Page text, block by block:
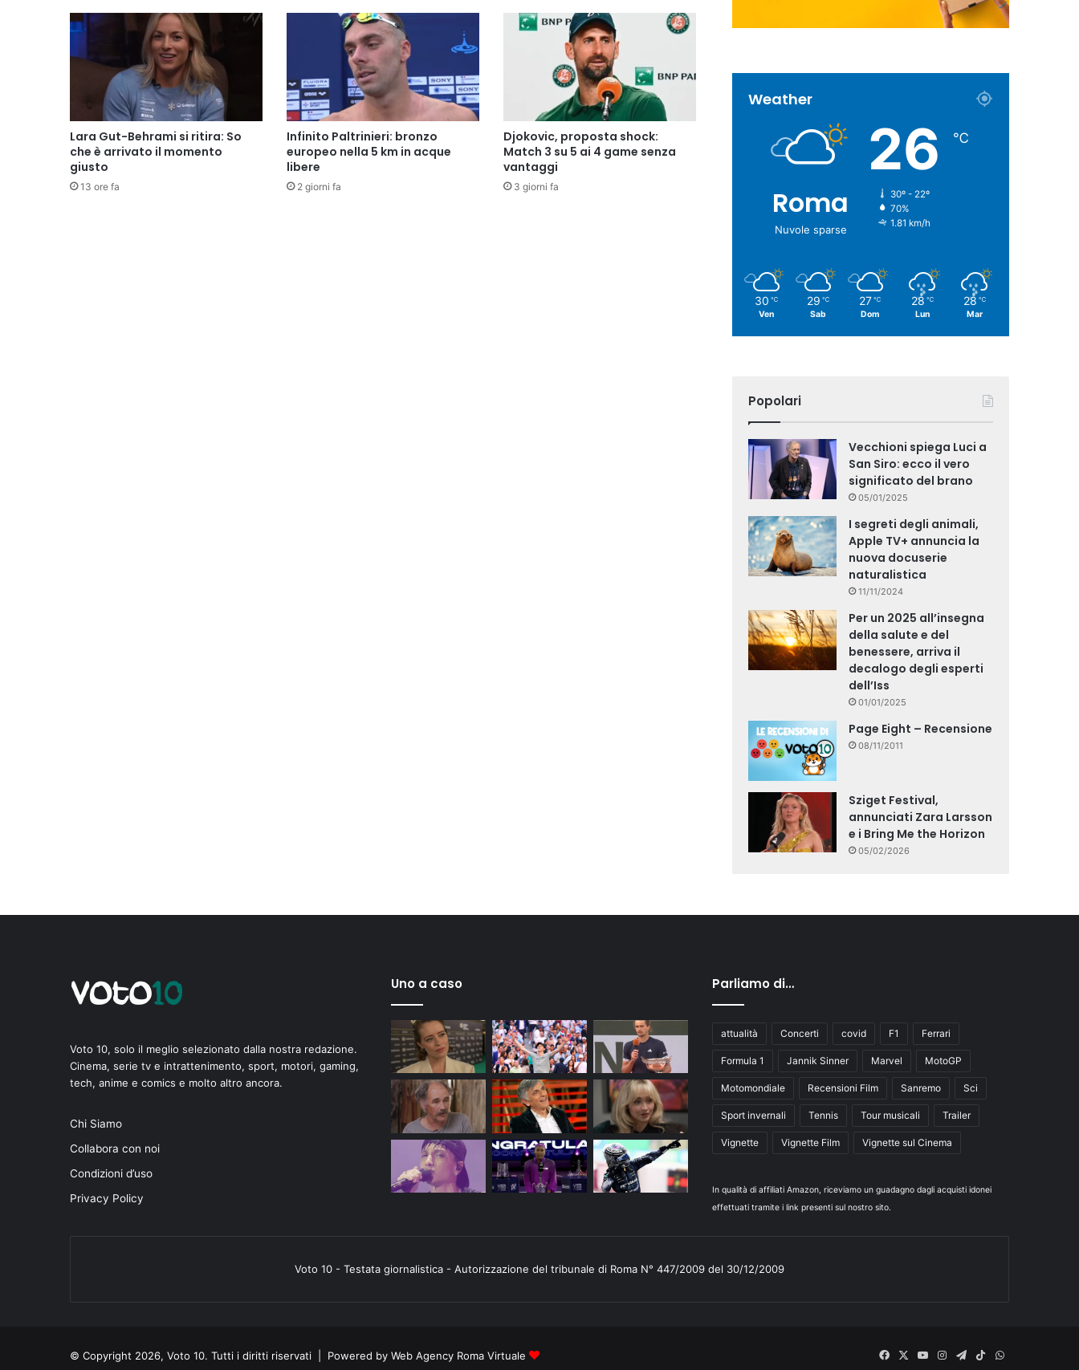
Lara Gut-Behrami si ritira: So
che è arrivato il momento
giusto
13 ore fa
Infinito Paltrinieri: bronzo
europeo nella 5 km in acque
libere
2 giorni fa
Djokovic, proposta shock:
Match 3 su 5 ai 4 game senza
vantaggi
3 giorni fa
Weather
Roma
Nuvole sparse
26 ℃
30º - 22º
70%
1.81 km/h
30 ℃
Ven
29 ℃
Sab
27 ℃
Dom
28 ℃
Lun
28 ℃
Mar
Popolari
Vecchioni spiega Luci a
San Siro: ecco il vero
significato del brano
05/01/2025
I segreti degli animali,
Apple TV+ annuncia la
nuova docuserie
naturalistica
11/11/2024
Per un 2025 all’insegna
della salute e del
benessere, arriva il
decalogo degli esperti
dell’Iss
01/01/2025
Page Eight – Recensione
08/11/2011
Sziget Festival,
annunciati Zara Larsson
e i Bring Me the Horizon
05/02/2026
Voto 10, solo il meglio selezionato dalla nostra redazione.
Cinema, serie tv e intrattenimento, sport, motori, gaming,
tech, anime e comics e molto altro ancora.
Chi Siamo
Collabora con noi
Condizioni d’uso
Privacy Policy
Uno a caso Parliamo di…
attualità Concerti covid F1 Ferrari
Formula 1 Jannik Sinner Marvel MotoGP
Motomondiale Recensioni Film Sanremo Sci
Sport invernali Tennis Tour musicali Trailer
Vignette Vignette Film Vignette sul Cinema
In qualità di affiliati Amazon, riceviamo un guadagno dagli acquisti idonei
effettuati tramite i link presenti sul nostro sito.
Voto 10 - Testata giornalistica - Autorizzazione del tribunale di Roma N° 447/2009 del 30/12/2009
© Copyright 2026, Voto 10. Tutti i diritti riservati | Powered by Web Agency Roma Virtuale Facebook
X
YouInstagram
Telegram
TikTokWhatsApp